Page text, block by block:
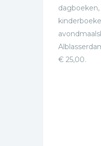
€ 25,00.